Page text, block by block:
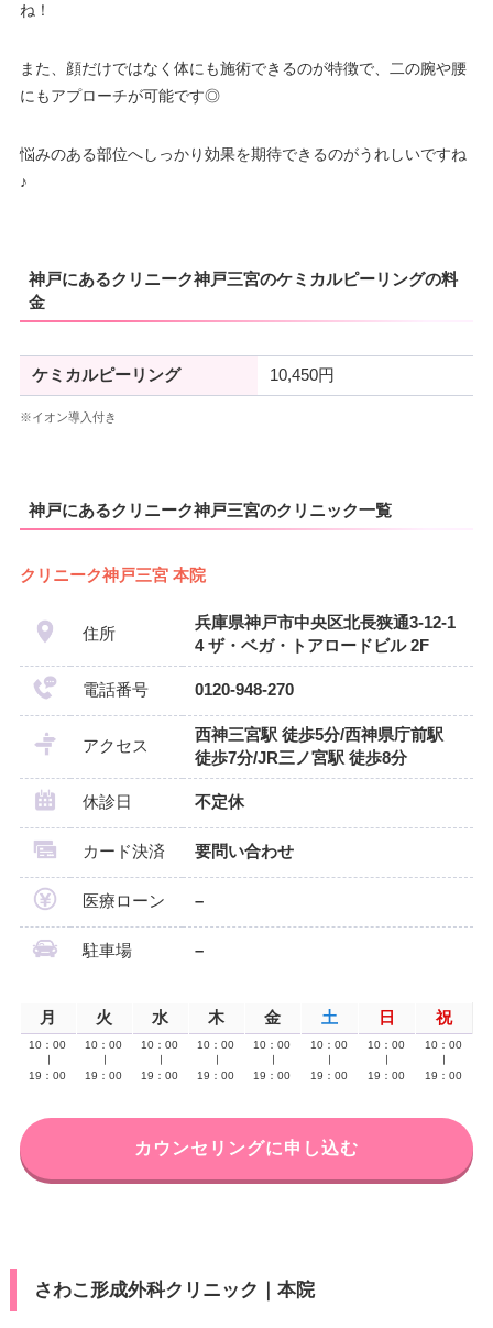
ね！
また、顔だけではなく体にも施術できるのが特徴で、二の腕や腰
にもアプローチが可能です◎
悩みのある部位へしっかり効果を期待できるのがうれしいですね
♪
神戸にあるクリニーク神戸三宮のケミカルピーリングの料
金
ケミカルピーリング 10,450円
※イオン導入付き
神戸にあるクリニーク神戸三宮のクリニック一覧
クリニーク神戸三宮 本院
住所
兵庫県神戸市中央区北長狭通3-12-1
4 ザ・ベガ・トアロードビル 2F
電話番号 0120-948-270
アクセス
西神三宮駅 徒歩5分/西神県庁前駅
徒歩7分/JR三ノ宮駅 徒歩8分
休診日 不定休
カード決済 要問い合わせ
医療ローン –
駐車場 –
月 火 水 木 金 土 日 祝
10：00
19：00
10：00
19：00
10：00
19：00
10：00
19：00
10：00
19：00
10：00
19：00
10：00
19：00
10：00
19：00
カウンセリングに申し込む
さわこ形成外科クリニック｜本院